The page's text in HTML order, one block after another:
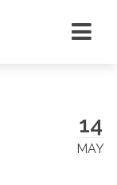
14
MAY